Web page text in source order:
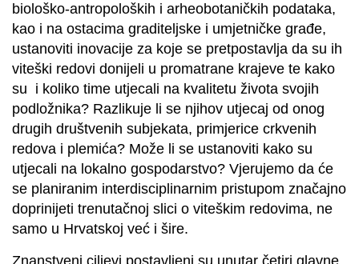
biološko-antropoloških i arheobotaničkih podataka,
kao i na ostacima graditeljske i umjetničke građe,
ustanoviti inovacije za koje se pretpostavlja da su ih
viteški redovi donijeli u promatrane krajeve te kako
su i koliko time utjecali na kvalitetu života svojih
podložnika? Razlikuje li se njihov utjecaj od onog
drugih društvenih subjekata, primjerice crkvenih
redova i plemića? Može li se ustanoviti kako su
utjecali na lokalno gospodarstvo? Vjerujemo da će
se planiranim interdisciplinarnim pristupom značajno
doprinijeti trenutačnoj slici o viteškim redovima, ne
samo u Hrvatskoj već i šire.
Znanstveni ciljevi postavljeni su unutar četiri glavne